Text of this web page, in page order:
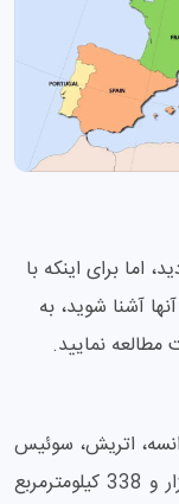
اما برای اینکه با
آشنا شوید، به
نمایید.
اتریش، سوئیس
و اسلوونی قرار دارد. این سرزمین با 301 هزار و 338 کیلومترمربع